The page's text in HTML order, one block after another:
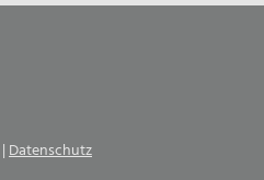
|Datenschutz